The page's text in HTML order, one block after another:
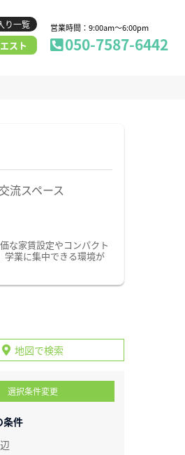
り一覧
スト
営業時間：9:00am～6:00pm
050-7587-6442
流スペース
な家賃設定やコンパクト
学業に集中できる環境が
地図で検索
選択条件変更
条件